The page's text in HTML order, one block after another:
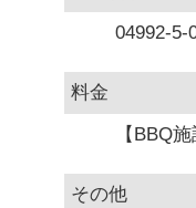
04992-5-
料金
【BBQ
その他